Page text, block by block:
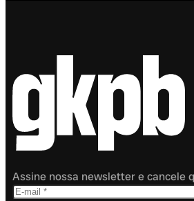
Assine nossa newsletter e cancele